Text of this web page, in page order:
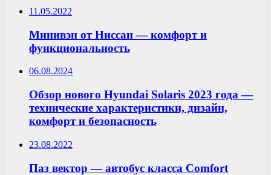
11.05.2022
Минивэн от Ниссан — комфорт и
функциональность
06.08.2024
Обзор нового Hyundai Solaris 2023 года —
технические характеристики, дизайн,
комфорт и безопасность
23.08.2022
Паз вектор — автобус класса Comfort